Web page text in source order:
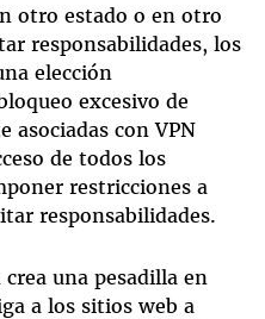
otro estado o en otro
responsabilidades, los
elección
excesivo de
asociadas con VPN
de todos los
restricciones a
responsabilidades.
una pesadilla en
a los sitios web a